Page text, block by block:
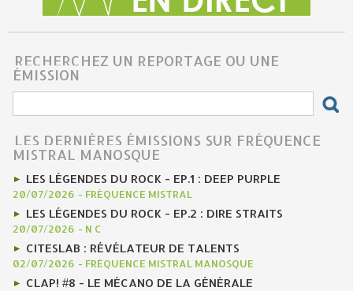
RECHERCHEZ UN REPORTAGE OU UNE
ÉMISSION
LES DERNIÈRES ÉMISSIONS SUR FRÉQUENCE
MISTRAL MANOSQUE
LES LÉGENDES DU ROCK - EP.1 : DEEP PURPLE
20/07/2026 - FRÉQUENCE MISTRAL
LES LÉGENDES DU ROCK - EP.2 : DIRE STRAITS
20/07/2026 - N C
CITESLAB : RÉVÉLATEUR DE TALENTS
02/07/2026 - FRÉQUENCE MISTRAL MANOSQUE
CLAP! #8 - LE MÉCANO DE LA GÉNÉRALE